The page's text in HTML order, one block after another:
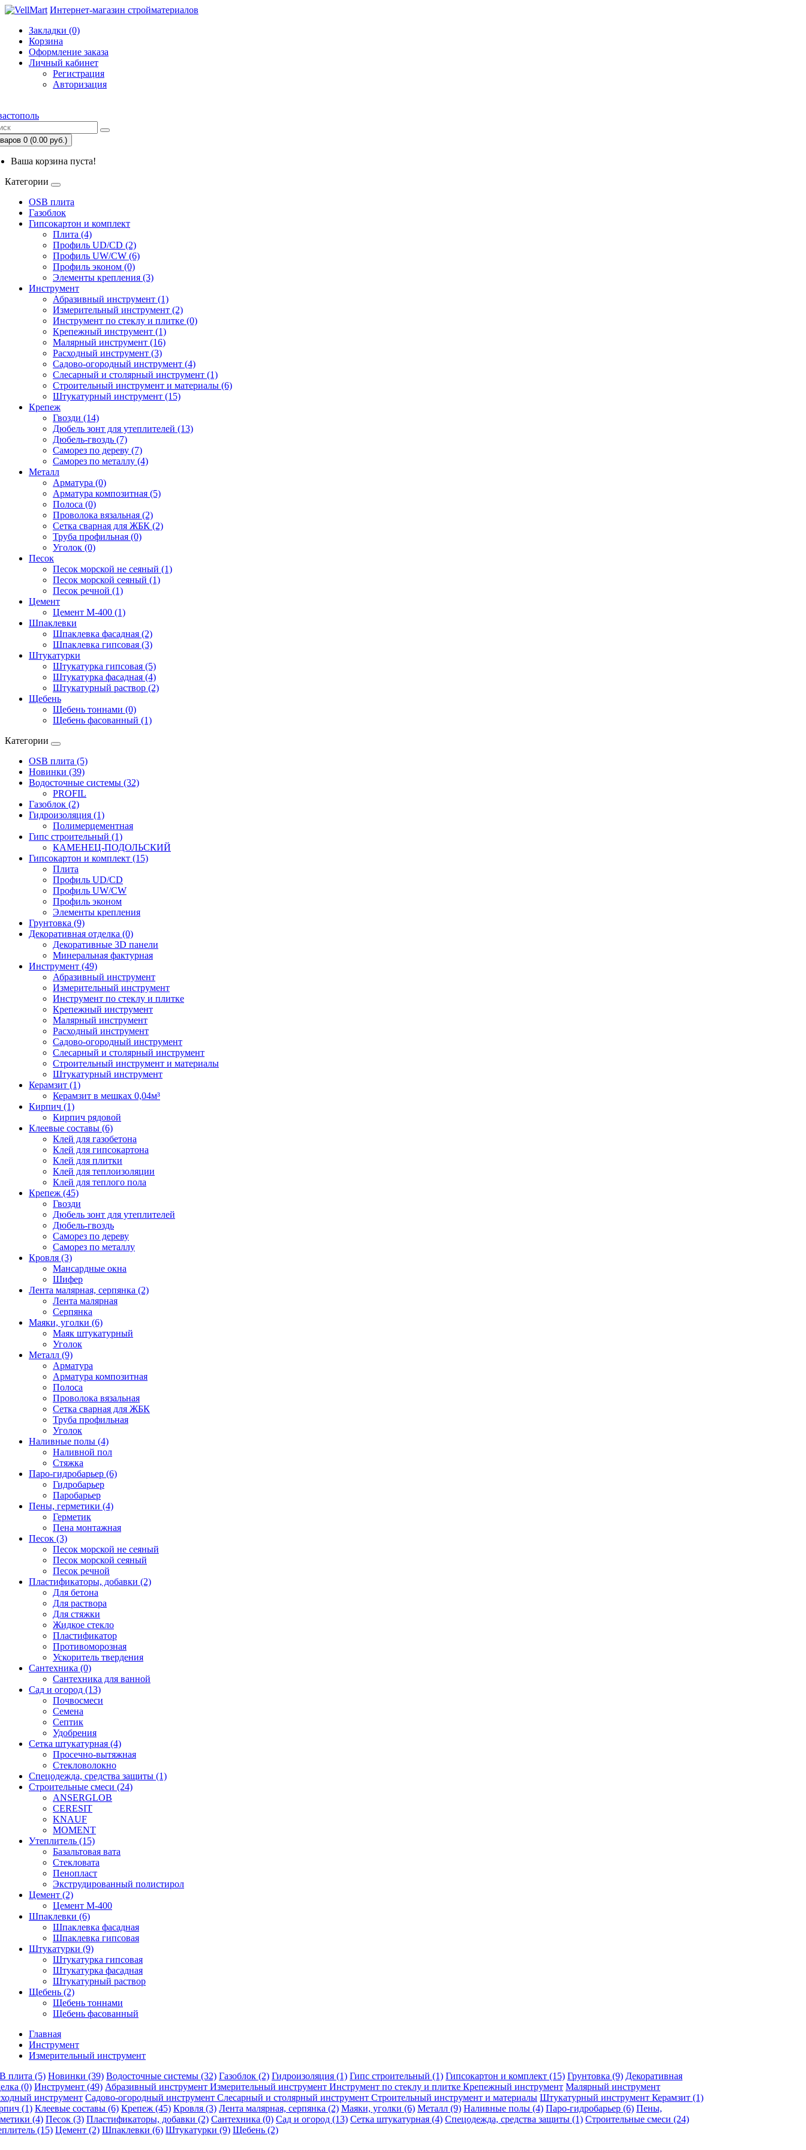
Интернет-магазин стройматериалов
Закладки (0)
Корзина
Оформление заказа
Личный кабинет
Регистрация
Авторизация
0 (0.00 руб.)
Ваша корзина пуста!
Категории
OSB плита
Газоблок
Гипсокартон и комплект
Плита (4)
Профиль UD/CD (2)
Профиль UW/CW (6)
Профиль эконом (0)
Элементы крепления (3)
Инструмент
Абразивный инструмент (1)
Измерительный инструмент (2)
Инструмент по стеклу и плитке (0)
Крепежный инструмент (1)
Малярный инструмент (16)
Расходный инструмент (3)
Садово-огородный инструмент (4)
Слесарный и столярный инструмент (1)
Строительный инструмент и материалы (6)
Штукатурный инструмент (15)
Крепеж
Гвозди (14)
Дюбель зонт для утеплителей (13)
Дюбель-гвоздь (7)
Саморез по дереву (7)
Саморез по металлу (4)
Металл
Арматура (0)
Арматура композитная (5)
Полоса (0)
Проволока вязальная (2)
Сетка сварная для ЖБК (2)
Труба профильная (0)
Уголок (0)
Песок
Песок морской не сеяный (1)
Песок морской сеяный (1)
Песок речной (1)
Цемент
Цемент М-400 (1)
Шпаклевки
Шпаклевка фасадная (2)
Шпаклевка гипсовая (3)
Штукатурки
Штукатурка гипсовая (5)
Штукатурка фасадная (4)
Штукатурный раствор (2)
Щебень
Щебень тоннами (0)
Щебень фасованный (1)
Категории
OSB плита (5)
Новинки (39)
Водосточные системы (32)
PROFIL
Газоблок (2)
Гидроизоляция (1)
Полимерцементная
Гипс строительный (1)
КАМЕНЕЦ-ПОДОЛЬСКИЙ
Гипсокартон и комплект (15)
Плита
Профиль UD/CD
Профиль UW/CW
Профиль эконом
Элементы крепления
Грунтовка (9)
Декоративная отделка (0)
Декоративные 3D панели
Минеральная фактурная
Инструмент (49)
Абразивный инструмент
Измерительный инструмент
Инструмент по стеклу и плитке
Крепежный инструмент
Малярный инструмент
Расходный инструмент
Садово-огородный инструмент
Слесарный и столярный инструмент
Строительный инструмент и материалы
Штукатурный инструмент
Керамзит (1)
Керамзит в мешках 0,04м³
Кирпич (1)
Кирпич рядовой
Клеевые составы (6)
Клей для газобетона
Клей для гипсокартона
Клей для плитки
Клей для теплоизоляции
Клей для теплого пола
Крепеж (45)
Гвозди
Дюбель зонт для утеплителей
Дюбель-гвоздь
Саморез по дереву
Саморез по металлу
Кровля (3)
Мансардные окна
Шифер
Лента малярная, серпянка (2)
Лента малярная
Серпянка
Маяки, уголки (6)
Маяк штукатурный
Уголок
Металл (9)
Арматура
Арматура композитная
Полоса
Проволока вязальная
Сетка сварная для ЖБК
Труба профильная
Уголок
Наливные полы (4)
Наливной пол
Стяжка
Паро-гидробарьер (6)
Гидробарьер
Паробарьер
Пены, герметики (4)
Герметик
Пена монтажная
Песок (3)
Песок морской не сеяный
Песок морской сеяный
Песок речной
Пластификаторы, добавки (2)
Для бетона
Для раствора
Для стяжки
Жидкое стекло
Пластификатор
Противоморозная
Ускоритель твердения
Сантехника (0)
Сантехника для ванной
Сад и огород (13)
Почвосмеси
Семена
Септик
Удобрения
Сетка штукатурная (4)
Просечно-вытяжная
Стекловолокно
Спецодежда, средства защиты (1)
Строительные смеси (24)
ANSERGLOB
CERESIT
KNAUF
MOMENT
Утеплитель (15)
Базальтовая вата
Стекловата
Пенопласт
Экструдированный полистирол
Цемент (2)
Цемент М-400
Шпаклевки (6)
Шпаклевка фасадная
Шпаклевка гипсовая
Штукатурки (9)
Штукатурка гипсовая
Штукатурка фасадная
Штукатурный раствор
Щебень (2)
Щебень тоннами
Щебень фасованный
Главная
Инструмент
Измерительный инструмент
плита (5) Новинки (39) Водосточные системы (32) Газоблок (2) Гидроизоляция (1) Гипс строительный (1) Гипсокартон и комплект (15) Грунтовка (9) Декоративная
(0) Инструмент (49) Абразивный инструмент Измерительный инструмент Инструмент по стеклу и плитке Крепежный инструмент Малярный инструмент
инструмент Садово-огородный инструмент Слесарный и столярный инструмент Строительный инструмент и материалы Штукатурный инструмент Керамзит (1)
(1) Клеевые составы (6) Крепеж (45) Кровля (3) Лента малярная, серпянка (2) Маяки, уголки (6) Металл (9) Наливные полы (4) Паро-гидробарьер (6) Пены,
(4) Песок (3) Пластификаторы, добавки (2) Сантехника (0) Сад и огород (13) Сетка штукатурная (4) Спецодежда, средства защиты (1) Строительные смеси (24)
(15) Цемент (2) Шпаклевки (6) Штукатурки (9) Щебень (2)